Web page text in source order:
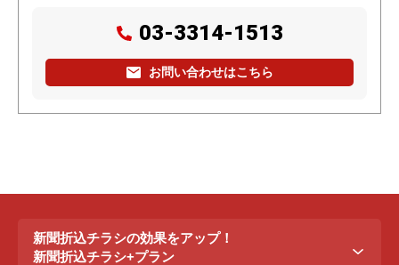
03-3314-1513
お問い合わせはこちら
新聞折込チラシの効果をアップ！
新聞折込チラシ+プラン